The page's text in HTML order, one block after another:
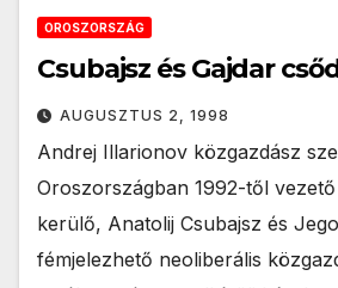
OROSZORSZÁG
Csubajsz és Gajdar
AUGUSZTUS 2, 1998
Andrej Illarionov közgazdász
Oroszországban 1992-től
kerülő, Anatolij Csubajsz és
fémjelezhető neoliberális